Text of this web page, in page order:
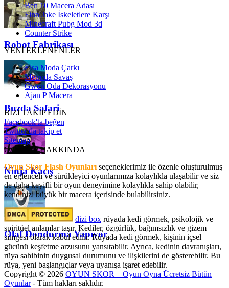
Robot Fabrikası
Buzda Safari
Ninja Kaçış
Olaf Dondurma Yapıyor
Ben 10 Macera Adası
Finn Jake İskeletlere Karşı
Minecraft Pubg Mod 3d
Counter Strike
YENİ EKLENENLER
Elsa Moda Çarkı
Metroda Savaş
Gwen Oda Dekorasyonu
Ajan P Macera
BİZİ TAKİP EDİN
Facebook'ta beğen
Twitter'da takip et
Sitemap
OyunSkor HAKKINDA
Oyun Skor Flash Oyunları seçeneklerimiz ile özenle oluşturulmuş
en eğlenceli ve sürükleyici oyunlarımıza kolaylıkla ulaşabilir ve siz
de daha keyifli bir oyun deneyimine kolaylıkla sahip olabilir,
kendinizi büyük bir macera içerisinde bulabilirsiniz.
dizi box rüyada kedi görmek​, psikolojik ve
spiritüel anlamlar taşır. Kediler, özgürlük, bağımsızlık ve gizem
simgesi olarak kabul edilir. Rüyada kedi görmek, kişinin içsel
gücünü keşfetme arzusunu yansıtabilir. Ayrıca, kedinin davranışları,
rüya sahibinin duygusal durumunu ve ilişkilerini de gösterebilir. Bu
rüya, yeni başlangıçlar veya uyanışa işaret edebilir.
Copyright © 2026 OYUN SKOR – Oyun Oyna Ücretsiz Bütün
Oyunlar- Tüm hakları saklıdır.